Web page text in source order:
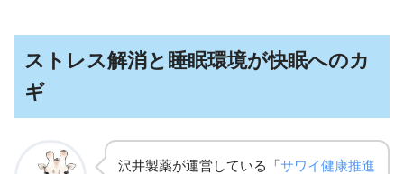
ストレス解消と睡眠環境が快眠へのカ
ギ
沢井製薬が運営している「サワイ健康推進